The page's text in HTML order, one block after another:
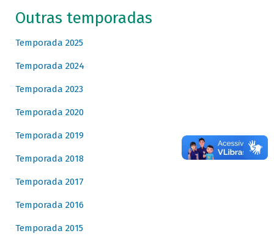
Outras temporadas
Temporada 2025
Temporada 2024
Temporada 2023
Temporada 2020
Temporada 2019
Temporada 2018
Temporada 2017
Temporada 2016
Temporada 2015